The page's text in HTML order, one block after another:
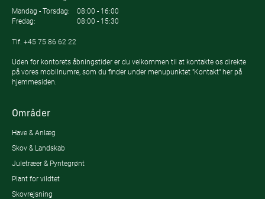
Mandag - Torsdag:
08:00 - 16:00
Fredag:
08:00 - 15:30
Tlf. +45 75 86 62 22
Uden for kontorets åbningstider er du velkommen til at kontakte os direkte
på vores mobilnumre, som du finder under menupunktet "Kontakt" her på
hjemmesiden.
Områder
Have & Anlæg
Skov & Landskab
Juletræer & Pyntegrønt
Plant for vildtet
Skovrejsning